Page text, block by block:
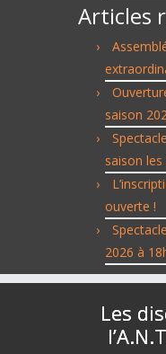
Articles
saison
saison
ouverte !
2026 à
Les